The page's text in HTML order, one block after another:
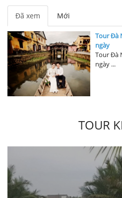
Đã xem Mới
Tour Đà
ngày
Tour Đà
ngày ...
TOUR